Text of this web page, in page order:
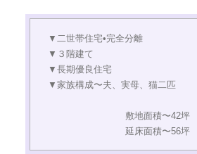
▼二世帯住宅•完全分離
▼３階建て
▼長期優良住宅
▼家族構成〜夫、実母、猫二匹
敷地面積〜42坪
延床面積〜56坪